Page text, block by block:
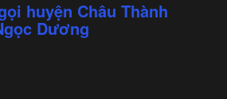
huyện Châu Thành
Dương